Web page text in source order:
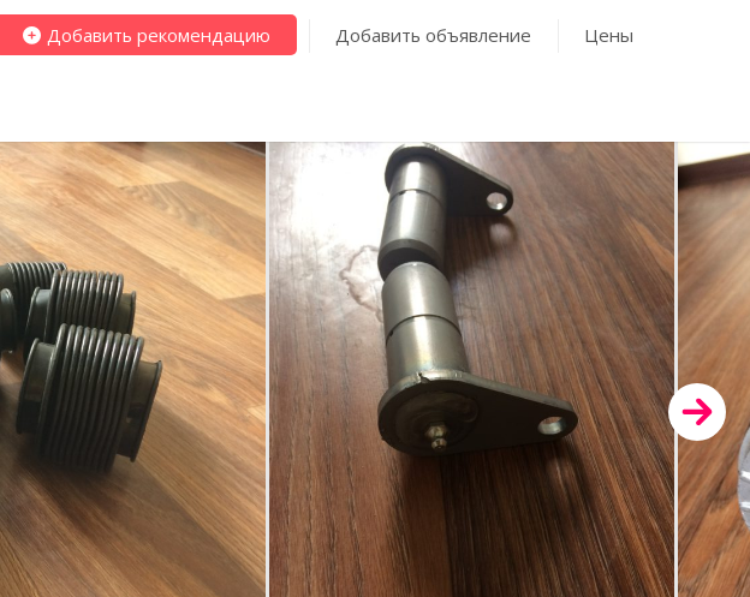
Добавить рекомендацию Добавить объявление Цены